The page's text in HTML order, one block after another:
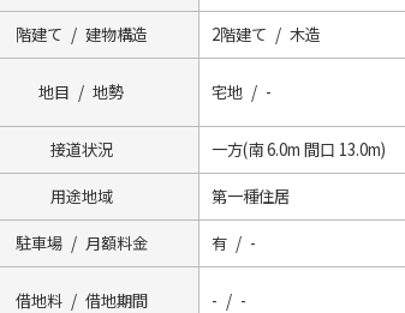
階建て / 建物構造 2階建て / 木造
地目 / 地勢 宅地 / -
接道状況 一方(南 6.0m 間口 13.0m)
用途地域 第一種住居
駐車場 / 月額料金 有 / -
借地料 / 借地期間 - / -